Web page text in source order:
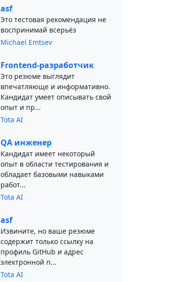
asf
Это тестовая рекомендация не
воспринимай всерьёз
Michael Emtsev
Frontend-разработчик
Это резюме выглядит
впечатляюще и информативно.
Кандидат умеет описывать свой
опыт и пр...
Tota AI
QA инженер
Кандидат имеет некоторый
опыт в области тестирования и
обладает базовыми навыками
работ...
Tota AI
asf
Извините, но ваше резюме
содержит только ссылку на
профиль GitHub и адрес
электронной п...
Tota AI